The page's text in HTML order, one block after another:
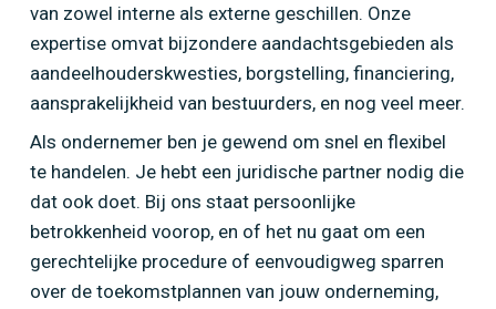
van zowel interne als externe geschillen. Onze
expertise omvat bijzondere aandachtsgebieden als
aandeelhouderskwesties, borgstelling, financiering,
aansprakelijkheid van bestuurders, en nog veel meer.
Als ondernemer ben je gewend om snel en flexibel
te handelen. Je hebt een juridische partner nodig die
dat ook doet. Bij ons staat persoonlijke
betrokkenheid voorop, en of het nu gaat om een
gerechtelijke procedure of eenvoudigweg sparren
over de toekomstplannen van jouw onderneming,